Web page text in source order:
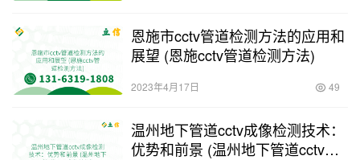
恩施市cctv管道检测方法的应用和
展望 (恩施cctv管道检测方法)
2023年4月17日 49
温州地下管道cctv成像检测技术：
优势和前景 (温州地下管道cctv成